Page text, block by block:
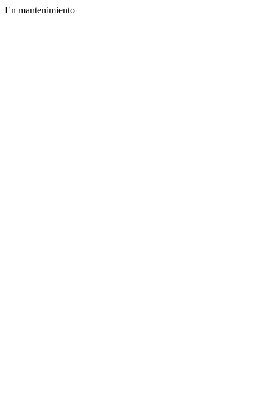
En mantenimiento